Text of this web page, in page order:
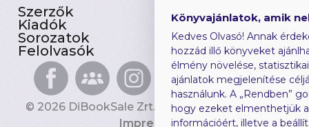
Szerzők
Kiadók
Sorozatok
Felolvasók
Gyerekkönyvek
Heti toplista
Ajándékutalvány
Blog
© 2026 DiBookSale Zrt. Minden jog fenntartva.
Impresszum
Könyvajánlatok, amik
Kedves Olvasó! Annak
hozzád illő könyveket
élmény növelése,
ajánlatok megjelenítése
használunk. A „Rendben”
hogy ezeket elmenthetjük
információért, illetve a